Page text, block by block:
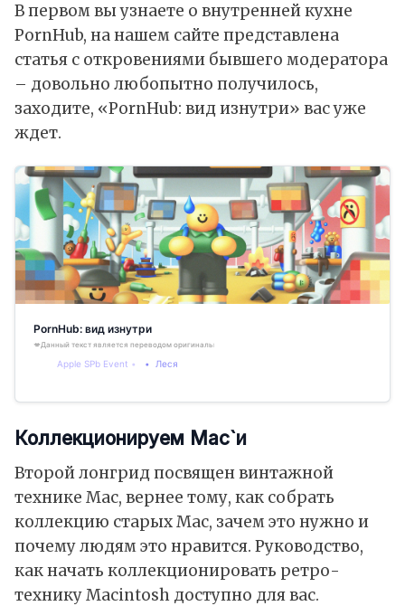
В первом вы узнаете о внутренней кухне
PornHub, на нашем сайте представлена
статья с откровениями бывшего модератора
– довольно любопытно получилось,
заходите, «PornHub: вид изнутри» вас уже
ждет.
PornHub: вид изнутри
💋Данный текст является переводом оригинального материала написанного изданием The
Apple SPb Event Леся
Коллекционируем Mac`и
Второй лонгрид посвящен винтажной
технике Mac, вернее тому, как собрать
коллекцию старых Mac, зачем это нужно и
почему людям это нравится. Руководство,
как начать коллекционировать ретро-
технику Macintosh доступно для вас.